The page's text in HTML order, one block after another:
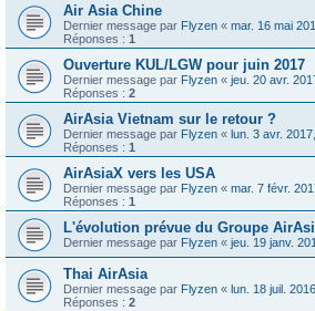
Air Asia Chine
Dernier message par Flyzen « mar. 16 mai
Réponses : 1
Ouverture KUL/LGW pour juin 2017
Dernier message par Flyzen « jeu. 20 avr.
Réponses : 2
AirAsia Vietnam sur le retour ?
Dernier message par Flyzen « lun. 3 avr.
Réponses : 1
AirAsiaX vers les USA
Dernier message par Flyzen « mar. 7 févr.
Réponses : 1
L'évolution prévue du Groupe
Dernier message par Flyzen « jeu. 19 janv.
Thai AirAsia
Dernier message par Flyzen « lun. 18 juil.
Réponses : 2